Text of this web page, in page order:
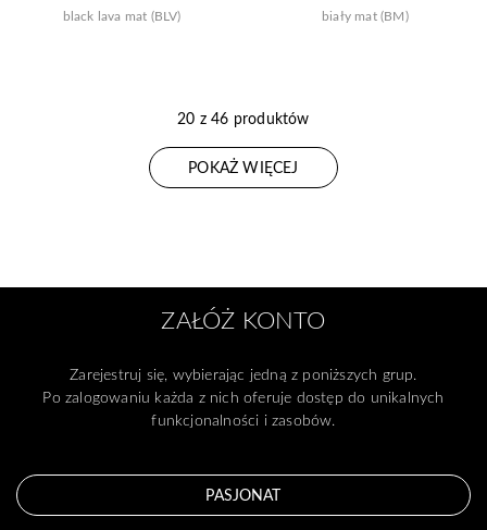
black lava mat (BLV) biały mat (BM)
20 z 46 produktów
POKAŻ WIĘCEJ
ZAŁÓŻ KONTO
Zarejestruj się, wybierając jedną z poniższych grup.
Po zalogowaniu każda z nich oferuje dostęp do unikalnych
funkcjonalności i zasobów.
PASJONAT